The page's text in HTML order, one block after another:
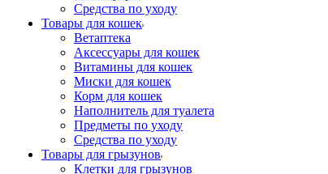
Средства по уходу
Товары для кошек
Ветаптека
Аксессуары для кошек
Витамины для кошек
Миски для кошек
Корм для кошек
Наполнитель для туалета
Предметы по уходу
Средства по уходу
Товары для грызунов
Клетки для грызунов